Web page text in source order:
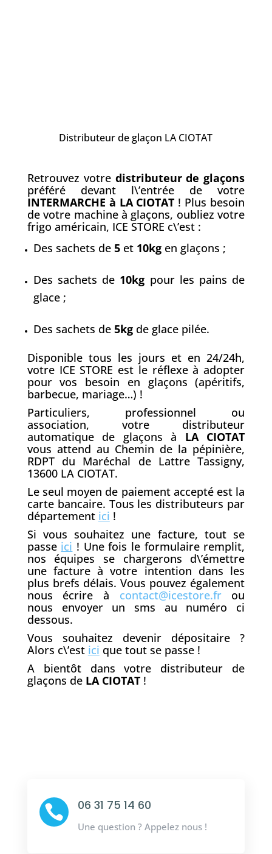
Distributeur de glaçon LA CIOTAT
Retrouvez votre distributeur de glaçons
préféré devant l\’entrée de votre
INTERMARCHE à LA CIOTAT ! Plus besoin
de votre machine à glaçons, oubliez votre
frigo américain, ICE STORE c\’est :
Des sachets de 5et 10kgen glaçons ;
Des sachets de 10kg pour les pains de
glace ;
Des sachets de 5kgde glace pilée.
Disponible tous les jours et en 24/24h,
votre ICE STORE est le réflexe à adopter
pour vos besoin en glaçons (apéritifs,
barbecue, mariage…) !
Particuliers, professionnel ou
association, votre distributeur
automatique de glaçons à LA CIOTAT
vous attend au Chemin de la pépinière,
RDPT du Maréchal de Lattre Tassigny,
13600 LA CIOTAT.
Le seul moyen de paiement accepté est la
carte bancaire. Tous les distributeurs par
département ici !
Si vous souhaitez une facture, tout se
passe ici ! Une fois le formulaire remplit,
nos équipes se chargerons d\’émettre
une facture à votre intention dans les
plus brefs délais. Vous pouvez également
nous écrire à contact@icestore.frou
nous envoyer un sms au numéro ci
dessous.
Vous souhaitez devenir dépositaire ?
Alors c\’est ici que tout se passe !
A bientôt dans votre distributeur de
glaçons de LA CIOTAT!
 06 31 75 14 60
Une question ? Appelez nous !